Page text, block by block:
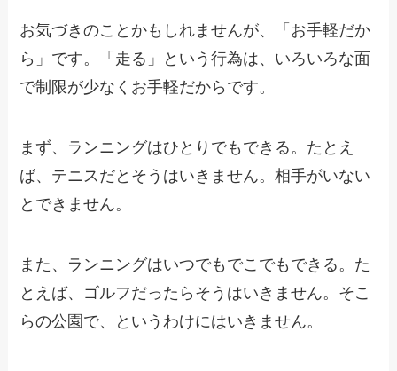
お気づきのことかもしれませんが、「お手軽だか
ら」です。「走る」という行為は、いろいろな面
で制限が少なくお手軽だからです。
まず、ランニングはひとりでもできる。たとえ
ば、テニスだとそうはいきません。相手がいない
とできません。
また、ランニングはいつでもでこでもできる。た
とえば、ゴルフだったらそうはいきません。そこ
らの公園で、というわけにはいきません。